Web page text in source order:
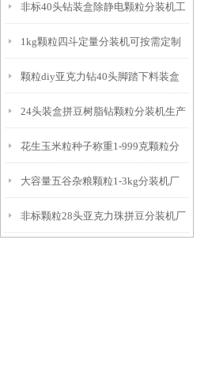
持定制
非标40头钻装盒除静电颗粒分装机工
作原理
1kg颗粒四斗定量分装机可按需定制
颗粒diy亚克力钻40头脚踏下料装盒
分装机厂家
24头装盒拼豆树脂钻颗粒分装机生产
厂家
花生玉米粒种子称重1-999克颗粒分
装机产品介绍
大容量五谷杂粮颗粒1-3kg分装机厂
家
非标颗粒28头亚克力珠拼豆分装机厂